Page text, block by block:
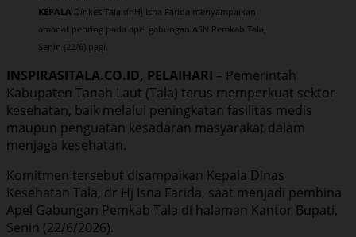
KEPALA Dinkes Tala dr Hj Isna Farida menyampaikan
amanat penting pada apel gabungan ASN Pemkab Tala,
Senin (22/6) pagi.
INSPIRASITALA.CO.ID, PELAIHARI – Pemerintah
Kabupaten Tanah Laut (Tala) terus memperkuat sektor
kesehatan, baik melalui peningkatan fasilitas medis
maupun penguatan kesadaran masyarakat dalam
menjaga kesehatan.
Komitmen tersebut disampaikan Kepala Dinas
Kesehatan Tala, dr Hj Isna Farida, saat menjadi pembina
Apel Gabungan Pemkab Tala di halaman Kantor Bupati,
Senin (22/6/2026).